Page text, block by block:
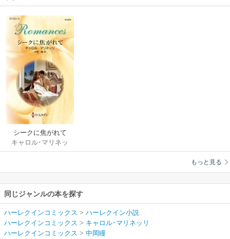
シークに焦がれて
キャロル･マリネッ
リ/中岡瞳
もっと見る
同じジャンルの本を探す
ハーレクインコミックス > ハーレクイン小説
ハーレクインコミックス > キャロル･マリネッリ
ハーレクインコミックス > 中岡瞳